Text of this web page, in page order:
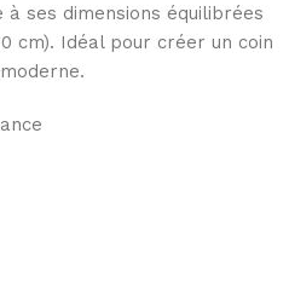
ses dimensions équilibrées
cm). Idéal pour créer un coin